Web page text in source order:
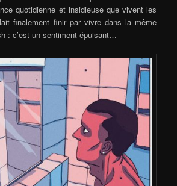
quotidienne et insidieuse que vivent les
finalement finir par vivre dans la même
: c’est un sentiment épuisant…